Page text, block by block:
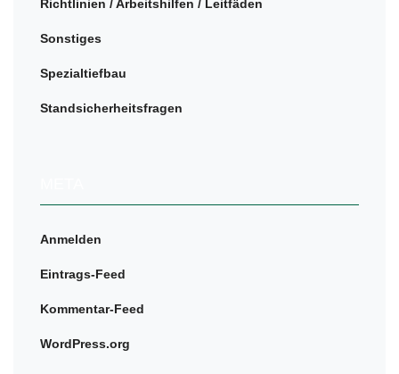
Richtlinien / Arbeitshilfen / Leitfäden
Sonstiges
Spezialtiefbau
Standsicherheitsfragen
Anmelden
Eintrags-Feed
Kommentar-Feed
WordPress.org